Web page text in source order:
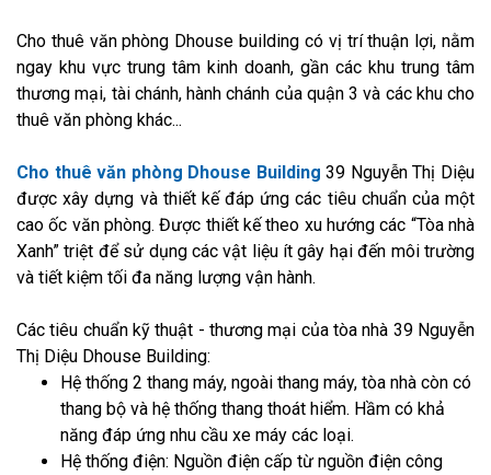
Cho thuê văn phòng Dhouse building có vị trí thuận lợi, nằm
ngay khu vực trung tâm kinh doanh, gần các khu trung tâm
thương mại, tài chánh, hành chánh của quận 3 và các khu cho
thuê văn phòng khác...
Cho thuê văn phòng Dhouse Building 39 Nguyễn Thị Diệu
được xây dựng và thiết kế đáp ứng các tiêu chuẩn của một
cao ốc văn phòng. Được thiết kế theo xu hướng các “Tòa nhà
Xanh” triệt để sử dụng các vật liệu ít gây hại đến môi trường
và tiết kiệm tối đa năng lượng vận hành.
Các tiêu chuẩn kỹ thuật - thương mại của tòa nhà 39 Nguyễn
Thị Diệu Dhouse Building:
Hệ thống 2 thang máy, ngoài thang máy, tòa nhà còn có
thang bộ và hệ thống thang thoát hiểm. Hầm có khả
năng đáp ứng nhu cầu xe máy các loại.
Hệ thống điện: Nguồn điện cấp từ nguồn điện công